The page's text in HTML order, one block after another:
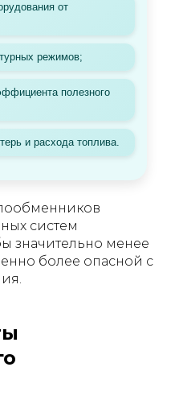
от
режимов;
полезного
и расхода топлива.
систем
значительно менее
более опасной с